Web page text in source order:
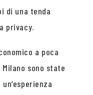
di una tenda
privacy.
a poca
sono state